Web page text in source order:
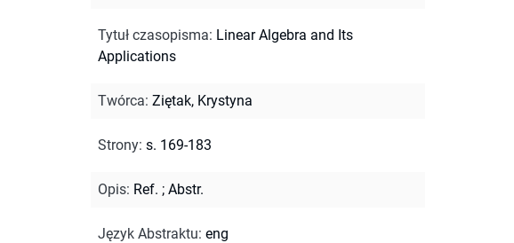
Tytuł czasopisma: Linear Algebra and Its
Applications
Twórca: Ziętak, Krystyna
Strony: s. 169-183
Opis: Ref. ; Abstr.
Język Abstraktu: eng